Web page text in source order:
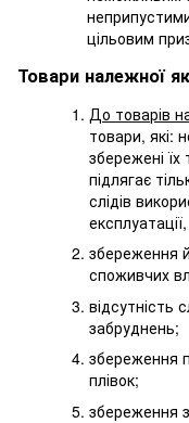
цільовим
Товари належної
До товарів
товари, які:
збережені
підлягає
слідів
збереження
споживчих
відсутність
забруднень;
збереження
плівок;
збереження